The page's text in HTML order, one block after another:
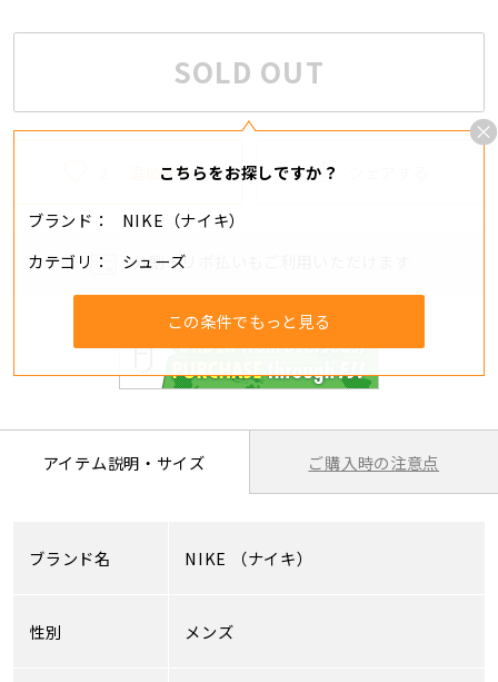
SOLD OUT
こちらをお探しですか？
ブランド
NIKE（ナイキ）
カテゴリ
シューズ
この条件でもっと見る
追加する
分割・リボ払いもご利用いただけます
アイテム説明・サイズ ご購入時の注意点
ブランド名 NIKE （ナイキ）
性別 メンズ